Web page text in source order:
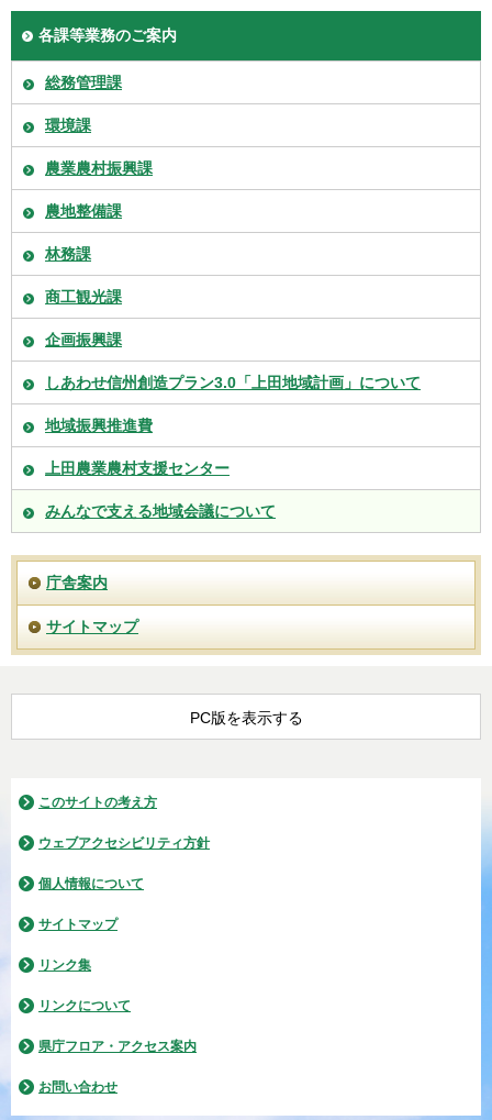
各課等業務のご案内
総務管理課
環境課
農業農村振興課
農地整備課
林務課
商工観光課
企画振興課
しあわせ信州創造プラン3.0「上田地域計画」について
地域振興推進費
上田農業農村支援センター
みんなで支える地域会議について
庁舎案内
サイトマップ
PC版を表示する
このサイトの考え方
ウェブアクセシビリティ方針
個人情報について
サイトマップ
リンク集
リンクについて
県庁フロア・アクセス案内
お問い合わせ